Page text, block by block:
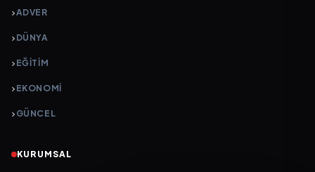
ADVER
DÜNYA
EĞİTİM
EKONOMİ
GÜNCEL
KURUMSAL